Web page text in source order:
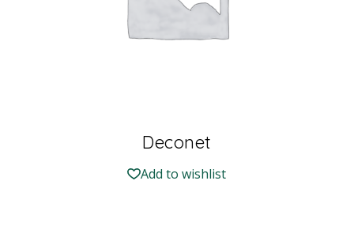
Deconet
Add to wishlist